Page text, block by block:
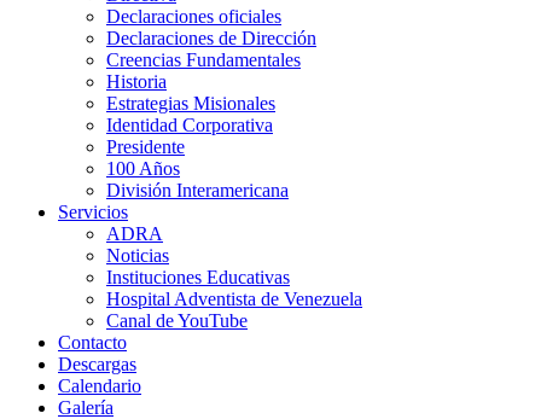
Declaraciones oficiales
Declaraciones de Dirección
Creencias Fundamentales
Historia
Estrategias Misionales
Identidad Corporativa
Presidente
100 Años
División Interamericana
Servicios
ADRA
Noticias
Instituciones Educativas
Hospital Adventista de Venezuela
Canal de YouTube
Contacto
Descargas
Calendario
Galería